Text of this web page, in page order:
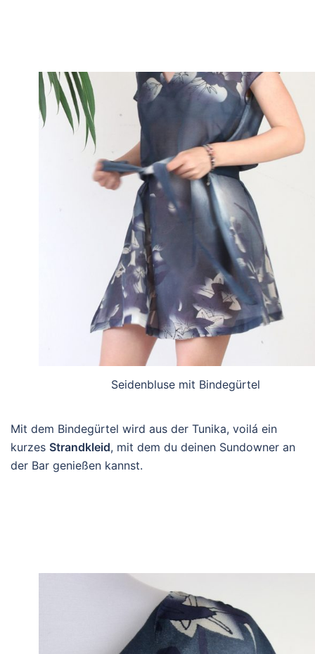
Seidenbluse mit Bindegürtel
Mit dem Bindegürtel wird aus der Tunika, voilá ein
kurzes Strandkleid, mit dem du deinen Sundowner an
der Bar genießen kannst.